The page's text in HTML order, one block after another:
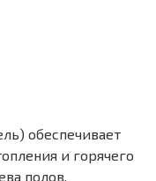
обеспечивает
и горячего
полов.